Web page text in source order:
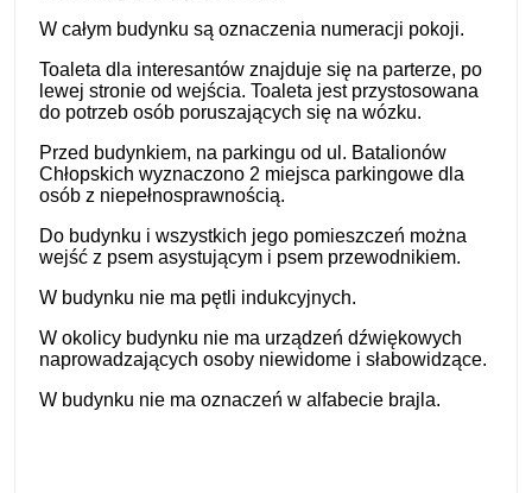
W całym budynku są oznaczenia numeracji pokoji.
Toaleta dla interesantów znajduje się na parterze, po
lewej stronie od wejścia. Toaleta jest przystosowana
do potrzeb osób poruszających się na wózku.
Przed budynkiem, na parkingu od ul. Batalionów
Chłopskich wyznaczono 2 miejsca parkingowe dla
osób z niepełnosprawnością.
Do budynku i wszystkich jego pomieszczeń można
wejść z psem asystującym i psem przewodnikiem.
W budynku nie ma pętli indukcyjnych.
W okolicy budynku nie ma urządzeń dźwiękowych
naprowadzających osoby niewidome i słabowidzące.
W budynku nie ma oznaczeń w alfabecie brajla.